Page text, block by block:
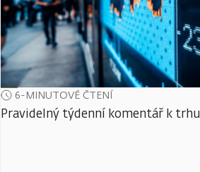
6-MINUTOVÉ ČTENÍ
Pravidelný týdenní komentář k trhu